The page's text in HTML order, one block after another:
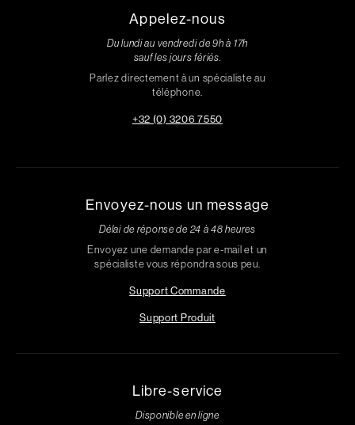
Appelez-nous
Du lundi au vendredi de 9h à 17h
sauf les jours fériés.
Parlez directement à un spécialiste au
téléphone.
+32 (0) 3206 7550
Envoyez-nous un message
Délai de réponse de 24 à 48 heures
Envoyez une demande par e-mail et un
spécialiste vous répondra sous peu.
Support Commande
Support Produit
Libre-service
Disponible en ligne